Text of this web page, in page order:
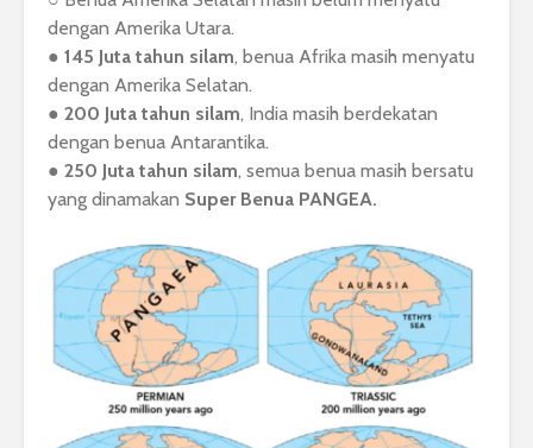
dengan Amerika Utara.
● 145 Juta tahun silam, benua Afrika masih menyatu
dengan Amerika Selatan.
● 200 Juta tahun silam, India masih berdekatan
dengan benua Antarantika.
● 250 Juta tahun silam, semua benua masih bersatu
yang dinamakan Super Benua PANGEA.